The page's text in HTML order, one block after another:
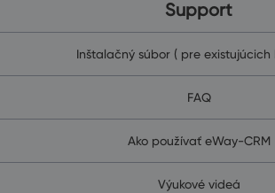
Support
Inštalačný súbor ( pre existujúcich
FAQ
Ako používať eWay-CRM
Výukové videá